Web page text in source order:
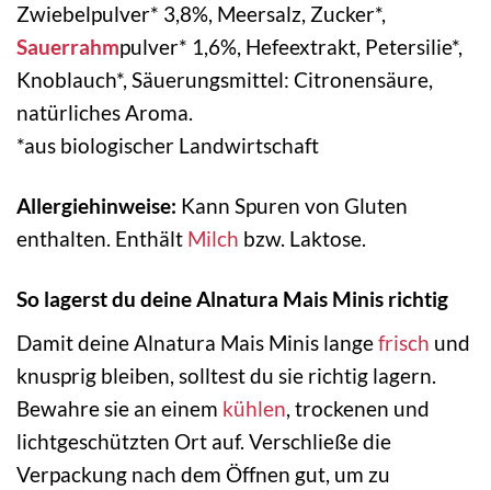
Zwiebelpulver* 3,8%, Meersalz, Zucker*,
Sauerrahmpulver* 1,6%, Hefeextrakt, Petersilie*,
Knoblauch*, Säuerungsmittel: Citronensäure,
natürliches Aroma.
*aus biologischer Landwirtschaft
Allergiehinweise: Kann Spuren von Gluten
enthalten. Enthält Milch bzw. Laktose.
So lagerst du deine Alnatura Mais Minis richtig
Damit deine Alnatura Mais Minis langefrisch und
knusprig bleiben, solltest du sie richtig lagern.
Bewahre sie an einem kühlen, trockenen und
lichtgeschützten Ort auf. Verschließe die
Verpackung nach dem Öffnen gut, um zu